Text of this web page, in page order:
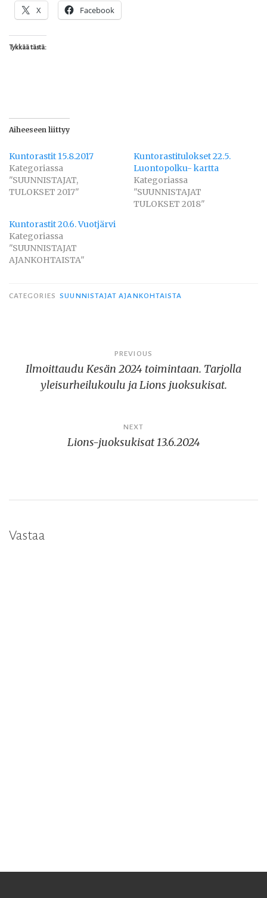
X Facebook
Tykkää tästä:
Aiheeseen liittyy
Kuntorastit 15.8.2017
Kategoriassa
"SUUNNISTAJAT,
TULOKSET 2017"
Kuntorastitulokset 22.5.
Luontopolku- kartta
Kategoriassa
"SUUNNISTAJAT
TULOKSET 2018"
Kuntorastit 20.6. Vuotjärvi
Kategoriassa
"SUUNNISTAJAT
AJANKOHTAISTA"
CATEGORIES SUUNNISTAJAT AJANKOHTAISTA
selaus
PREVIOUS
Ilmoittaudu Kesän 2024 toimintaan. Tarjolla
yleisurheilukoulu ja Lions juoksukisat.
NEXT
Lions-juoksukisat 13.6.2024
Vastaa